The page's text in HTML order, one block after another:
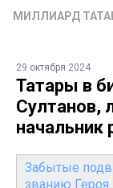
МИЛЛИАРД
29 октября 2024
Татары в
Султанов,
начальник
Забытые
званию Героя